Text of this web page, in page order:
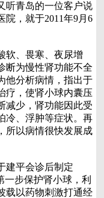
听青岛的一位客户说
院，就于2011年9月6
、畏寒、夜尿增
断为慢性肾功能不全
他分析病情，指出于
疗，使肾小球内囊压
减少，肾功能因此受
冷、浮肿等症状。再
所以病情很快发展成
平会诊后制定
一步保护肾小球，利
载以药物刺激打通经